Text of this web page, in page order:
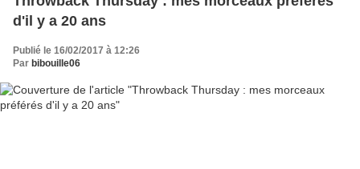
d'il y a 20 ans
Publié le 16/02/2017 à 12:26
Par bibouille06